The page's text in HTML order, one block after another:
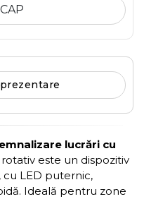
lucrări cu
este un dispozitiv
cu LED puternic,
Ideală pentru zone